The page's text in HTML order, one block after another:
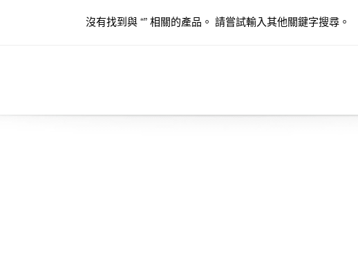
沒有找到與 “” 相關的產品。 請嘗試輸入其他關鍵字搜尋。